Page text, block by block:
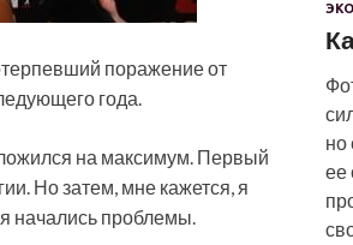
поражение от
года.
на максимум. Первый
Но затем, мне кажется, я
начались проблемы.
но
ее